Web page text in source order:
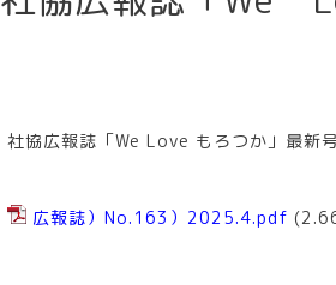
社協広報誌「We Love もろつか」最新
広報誌）No.163）2025.4.pdf